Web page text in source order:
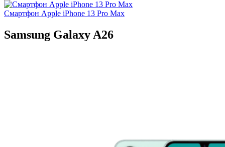
Смартфон Apple iPhone 13 Pro Max
Samsung Galaxy A26